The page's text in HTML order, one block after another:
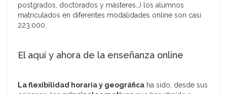
postgrados, doctorados y másteres…) los alumnos
matriculados en diferentes modalidades online son casi
223.000.
El aquí y ahora de la enseñanza online
La flexibilidad horaria y geográfica ha sido, desde sus